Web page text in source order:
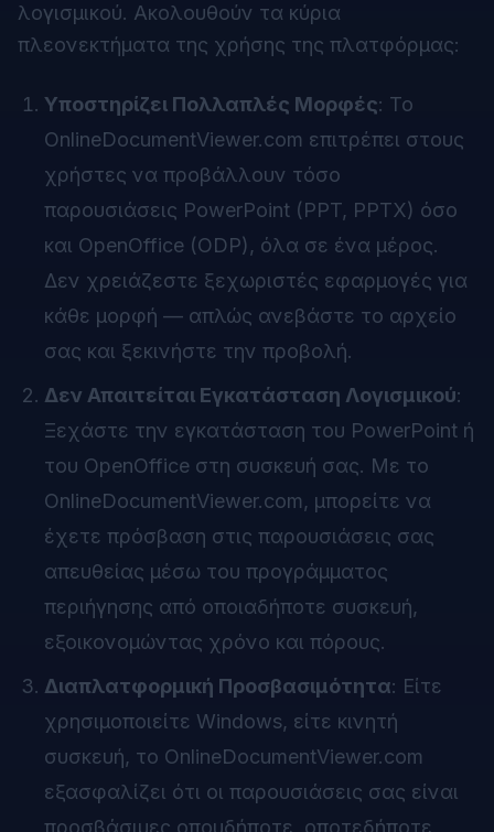
λογισμικού. Ακολουθούν τα κύρια
πλεονεκτήματα της χρήσης της πλατφόρμας:
Υποστηρίζει Πολλαπλές Μορφές: Το
OnlineDocumentViewer.com επιτρέπει στους
χρήστες να προβάλλουν τόσο
παρουσιάσεις PowerPoint (PPT, PPTX) όσο
και OpenOffice (ODP), όλα σε ένα μέρος.
Δεν χρειάζεστε ξεχωριστές εφαρμογές για
κάθε μορφή — απλώς ανεβάστε το αρχείο
σας και ξεκινήστε την προβολή.
Δεν Απαιτείται Εγκατάσταση Λογισμικού:
Ξεχάστε την εγκατάσταση του PowerPoint ή
του OpenOffice στη συσκευή σας. Με το
OnlineDocumentViewer.com, μπορείτε να
έχετε πρόσβαση στις παρουσιάσεις σας
απευθείας μέσω του προγράμματος
περιήγησης από οποιαδήποτε συσκευή,
εξοικονομώντας χρόνο και πόρους.
Διαπλατφορμική Προσβασιμότητα: Είτε
χρησιμοποιείτε Windows, είτε κινητή
συσκευή, το OnlineDocumentViewer.com
εξασφαλίζει ότι οι παρουσιάσεις σας είναι
προσβάσιμες οπουδήποτε, οποτεδήποτε.